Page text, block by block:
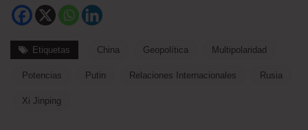
Etiquetas China Geopolítica Multipolaridad
Potencias Putin Relaciones Internacionales Rusia
Xi Jinping